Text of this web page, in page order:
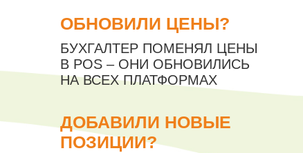
ОБНОВИЛИ ЦЕНЫ?
БУХГАЛТЕР ПОМЕНЯЛ ЦЕНЫ
В POS – ОНИ ОБНОВИЛИСЬ
НА ВСЕХ ПЛАТФОРМАХ
ДОБАВИЛИ НОВЫЕ
ПОЗИЦИИ?